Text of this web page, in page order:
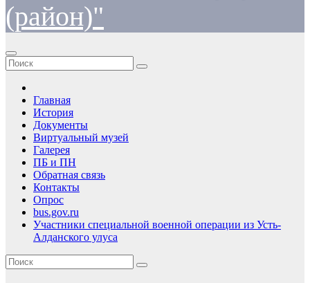
(район)"
Главная
История
Документы
Виртуальный музей
Галерея
ПБ и ПН
Обратная связь
Контакты
Опрос
bus.gov.ru
Участники специальной военной операции из Усть-
Алданского улуса